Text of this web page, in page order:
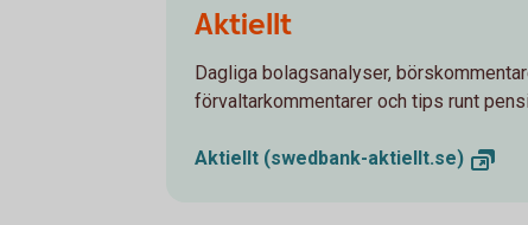
Aktiellt
Dagliga bolagsanalyser,
förvaltarkommentarer och tips runt
Aktiellt (swedbank-aktiellt.se)